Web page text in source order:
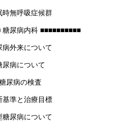
時無呼吸症候群
糖尿病内科 ■■■■■■■■■■
病外来について
尿病について
尿病の検査
基準と治療目標
糖尿病について